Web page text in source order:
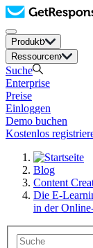
Produkt
Ressourcen
Suche
Enterprise
Preise
Einloggen
Demo buchen
Kostenlos
Blog
Content
Die E-
in der